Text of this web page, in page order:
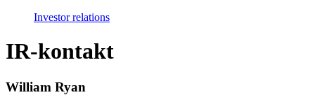
Investor relations
IR-kontakt
William Ryan